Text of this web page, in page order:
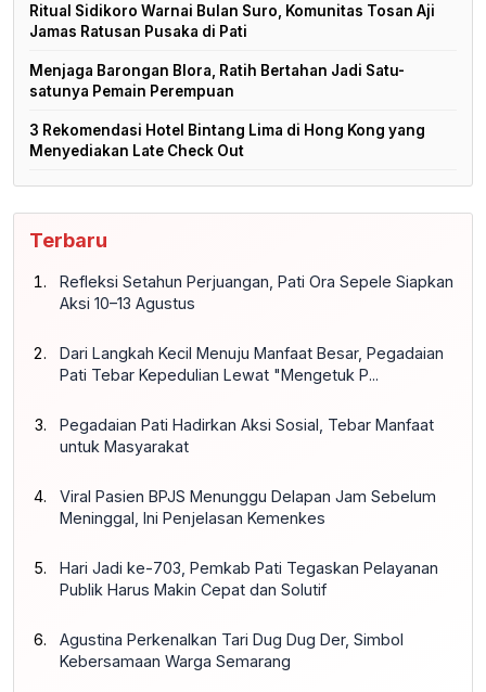
Ritual Sidikoro Warnai Bulan Suro, Komunitas Tosan Aji
Jamas Ratusan Pusaka di Pati
Menjaga Barongan Blora, Ratih Bertahan Jadi Satu-
satunya Pemain Perempuan
3 Rekomendasi Hotel Bintang Lima di Hong Kong yang
Menyediakan Late Check Out
Terbaru
Refleksi Setahun Perjuangan, Pati Ora Sepele Siapkan
Aksi 10–13 Agustus
Dari Langkah Kecil Menuju Manfaat Besar, Pegadaian
Pati Tebar Kepedulian Lewat "Mengetuk P...
Pegadaian Pati Hadirkan Aksi Sosial, Tebar Manfaat
untuk Masyarakat
Viral Pasien BPJS Menunggu Delapan Jam Sebelum
Meninggal, Ini Penjelasan Kemenkes
Hari Jadi ke-703, Pemkab Pati Tegaskan Pelayanan
Publik Harus Makin Cepat dan Solutif
Agustina Perkenalkan Tari Dug Dug Der, Simbol
Kebersamaan Warga Semarang